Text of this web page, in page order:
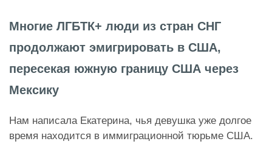
Многие ЛГБТК+ люди из стран СНГ
продолжают эмигрировать в США,
пересекая южную границу США через
Мексику
Нам написала Екатерина, чья девушка уже долгое
время находится в иммиграционной тюрьме США.